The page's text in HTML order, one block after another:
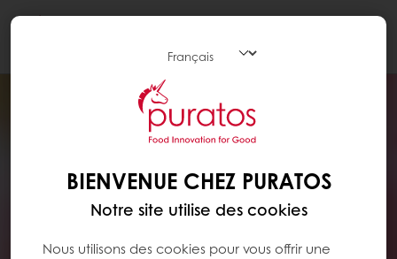
BIENVENUE CHEZ PURATOS
Notre site utilise des cookies
Nous utilisons des cookies pour vous offrir une